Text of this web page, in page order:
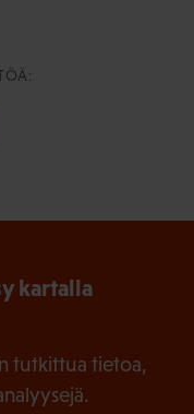
kartalla
tutkittua tietoa,